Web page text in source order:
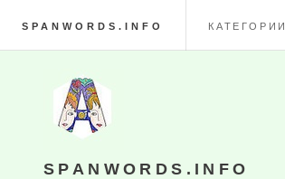
SPANWORDS.INFO КАТЕГОРИИ
SPANWORDS.INFO